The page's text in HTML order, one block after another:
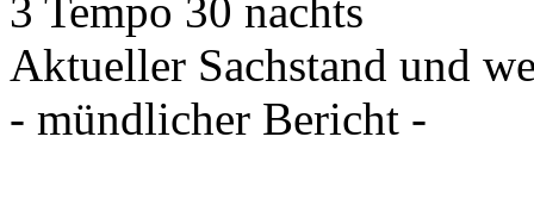
3 Tempo 30 nachts
Aktueller Sachstand und
- mündlicher Bericht -